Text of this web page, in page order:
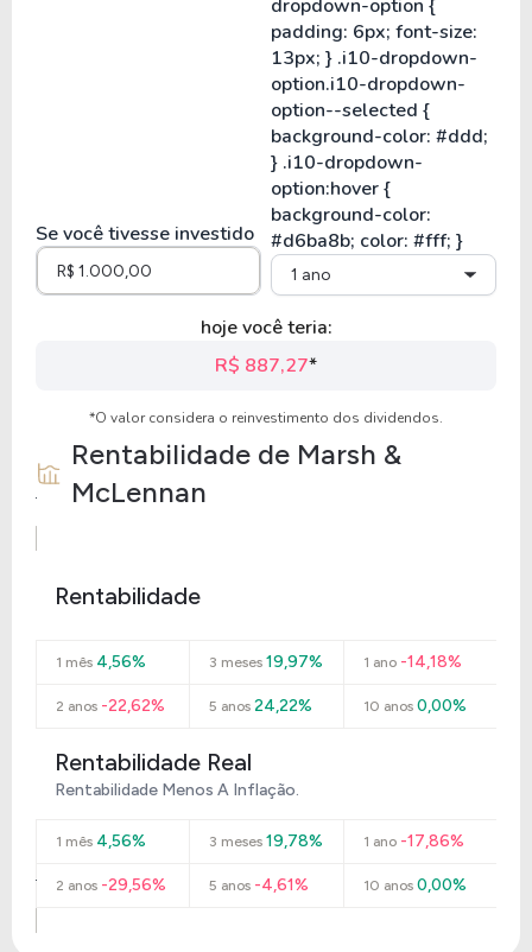
Se você tivesse investido
1 ano
hoje você teria:
R$ 887,27*
*O valor considera o reinvestimento dos dividendos.
Rentabilidade de Marsh &
McLennan
Rentabilidade
1 mês 4,56% 3 meses 19,97% 1 ano-14,18%
2 anos -22,62% 5 anos 24,22% 10 anos0,00%
Rentabilidade Real
Rentabilidade Menos A Inflação.
1 mês 4,56% 3 meses 19,78% 1 ano-17,86%
2 anos -29,56% 5 anos -4,61% 10 anos0,00%